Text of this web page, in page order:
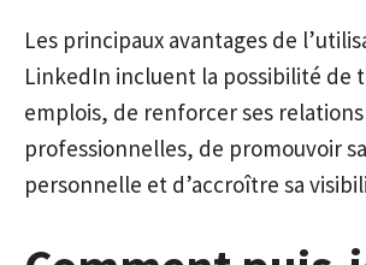
Les principaux avantages de
LinkedIn incluent la possibilité de
emplois, de renforcer ses relations
professionnelles, de promouvoir
personnelle et d’accroître sa